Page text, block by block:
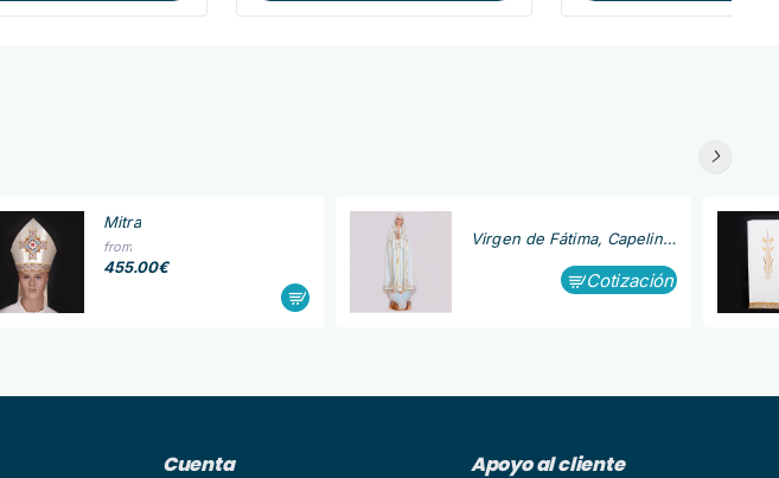
Mitra
from
455.00€
Virgen de Fátima, Capelinha
Cotización
Cuenta Apoyo al cliente